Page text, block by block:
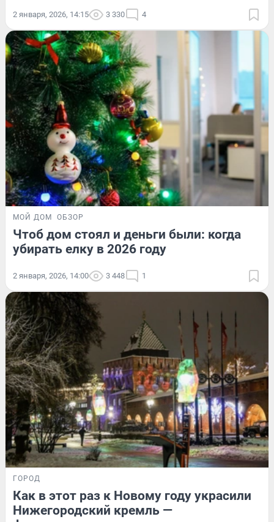
2 января, 2026, 14:15 3 330 4
МОЙ ДОМ ОБЗОР
Чтоб дом стоял и деньги были: когда
убирать елку в 2026 году
2 января, 2026, 14:00 3 448 1
ГОРОД
Как в этот раз к Новому году украсили
Нижегородский кремль —